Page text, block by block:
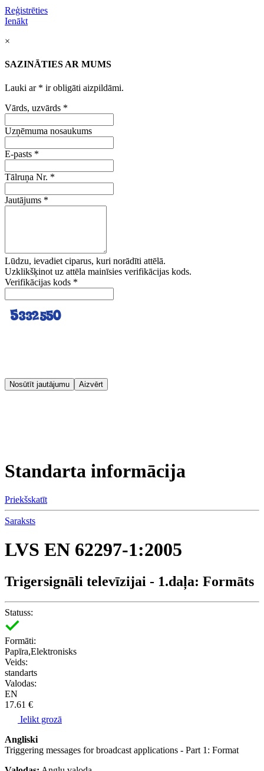
Reģistrēties
Ienākt
×
SAZINĀTIES AR MUMS
Lauki ar * ir obligāti aizpildāmi.
Vārds, uzvārds *
Uzņēmuma nosaukums
E-pasts *
Tālruņa Nr. *
Jautājums *
Lūdzu, ievadiet ciparus, kuri norādīti attēlā.
Uzklikšķinot uz attēla mainīsies verifikācijas kods.
Verifikācijas kods *
Nosūtīt jautājumu Aizvērt
Standarta informācija
Priekšskatīt
Saraksts
LVS EN 62297-1:2005
Trigersignāli televīzijai - 1.daļa: Formāts
Statuss:
Formāti:
Papīra,Elektronisks
Veids:
standarts
Valodas:
EN
17.61 €
Ielikt grozā
Angliski
Triggering messages for broadcast applications - Part 1: Format